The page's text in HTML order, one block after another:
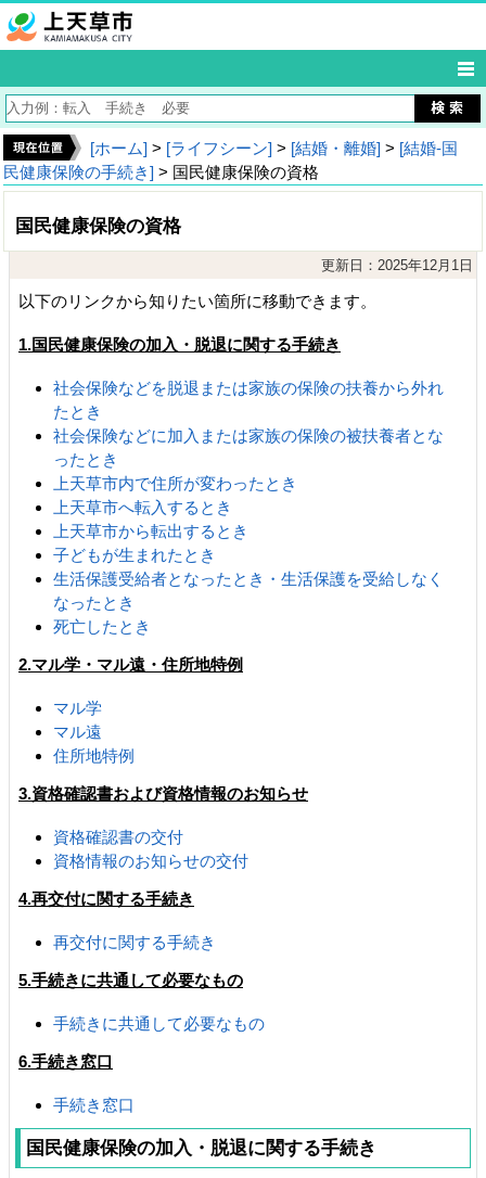
[ホーム] > [ライフシーン] > [結婚・離婚] > [結婚‐国
民健康保険の手続き] > 国民健康保険の資格
国民健康保険の資格
更新日：2025年12月1日
以下のリンクから知りたい箇所に移動できます。
1.国民健康保険の加入・脱退に関する手続き
社会保険などを脱退または家族の保険の扶養から外れ
たとき
社会保険などに加入または家族の保険の被扶養者とな
ったとき
上天草市内で住所が変わったとき
上天草市へ転入するとき
上天草市から転出するとき
子どもが生まれたとき
生活保護受給者となったとき・生活保護を受給しなく
なったとき
死亡したとき
2.マル学・マル遠・住所地特例
マル学
マル遠
住所地特例
3.資格確認書および資格情報のお知らせ
資格確認書の交付
資格情報のお知らせの交付
4.再交付に関する手続き
再交付に関する手続き
5.手続きに共通して必要なもの
手続きに共通して必要なもの
6.手続き窓口
手続き窓口
国民健康保険の加入・脱退に関する手続き